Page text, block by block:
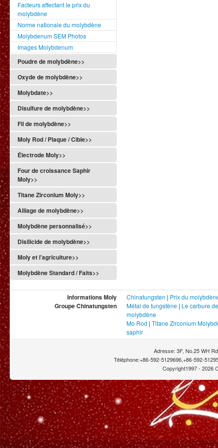
Facteurs affectant le prix du
molybdène
Norme nationale du molybdène
Molybdenum SEM Photos
Images Molybdenum
Poudre de molybdène>>
Oxyde de molybdène>>
Molybdate>>
Disulfure de molybdène>>
Fil de molybdène>>
Moly Rod / Plaque / Cible>>
Électrode Moly>>
Four de croissance Saphir
Moly>>
Titane Zirconium Moly>>
Alliage de molybdène>>
Molybdène personnalisé>>
Disilicide de molybdène>>
Moly et l'agriculture>>
Molybdène Standard / Faits>>
Informations Moly Chinatungsten | Prix du
Groupe Chinatungsten Métal de tungstène | Le carbure
molybdène
Mo Rod | Titane Zirconium
saphir
Adresse: 3F, No.25 WH
Téléphone:+86-592-5129696,+86-592-
Copyright1997 - 2026